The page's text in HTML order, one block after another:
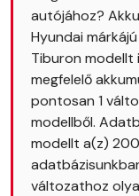
autójához?
Hyundai
Tiburon modellt
megfelelő
pontosan 1
modellből.
modellt a(z)
változathoz